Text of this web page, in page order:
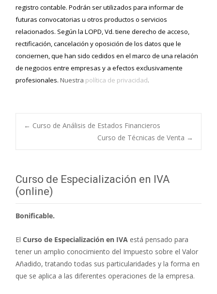
registro contable. Podrán ser utilizados para informar de
futuras convocatorias u otros productos o servicios
relacionados. Según la LOPD, Vd. tiene derecho de acceso,
rectificación, cancelación y oposición de los datos que le
conciernen, que han sido cedidos en el marco de una relación
de negocios entre empresas y a efectos exclusivamente
profesionales. Nuestra política de privacidad.
Navegación de
entradas
← Curso de Análisis de Estados Financieros
Curso de Técnicas de Venta →
Curso de Especialización en IVA
(online)
Bonificable.
El Curso de Especialización en IVA está pensado para
tener un amplio conocimiento del Impuesto sobre el Valor
Añadido, tratando todas sus particularidades y la forma en
que se aplica a las diferentes operaciones de la empresa.